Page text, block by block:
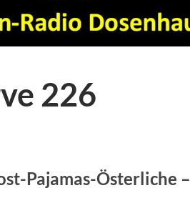
226
Pajamas-Österliche –